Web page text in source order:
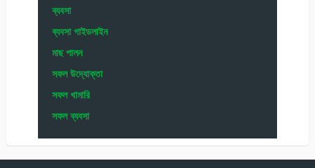
ব্যবসা
ব্যবসা গাইডলাইন
মাছ পালন
সফল উদ্যোক্তা
সফল খামারি
সফল ব্যবসা